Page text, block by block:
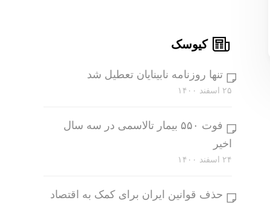
کیوسک
تنها روزنامه نابینایان تعطیل شد
۲۵ اسفند ۱۴۰۰
فوت ۵۵۰ بیمار تالاسمی در سه سال
اخیر
۲۴ اسفند ۱۴۰۰
حذف قوانین ایران برای کمک به اقتصاد